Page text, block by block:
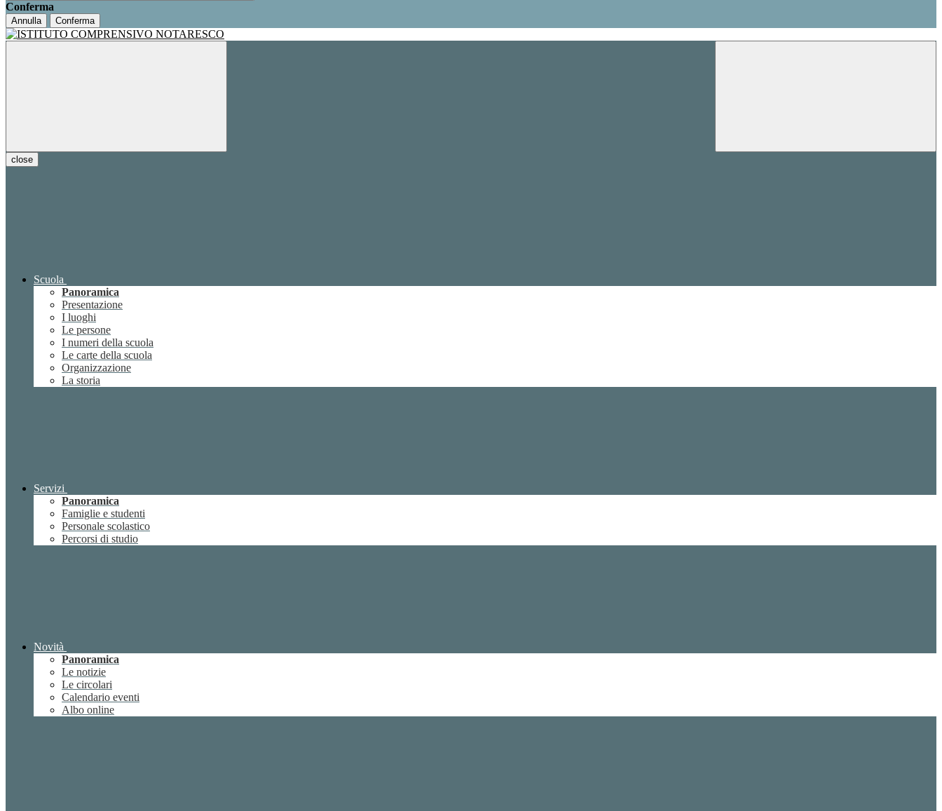
Conferma
Annulla Conferma
close
Scuola
Panoramica
Presentazione
I luoghi
Le persone
I numeri della scuola
Le carte della scuola
Organizzazione
La storia
Servizi
Panoramica
Famiglie e studenti
Personale scolastico
Percorsi di studio
Novità
Panoramica
Le notizie
Le circolari
Calendario eventi
Albo online